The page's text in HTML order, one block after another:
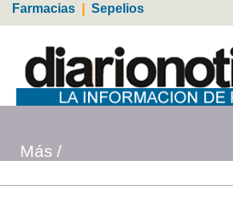
Farmacias Sepelios
Más